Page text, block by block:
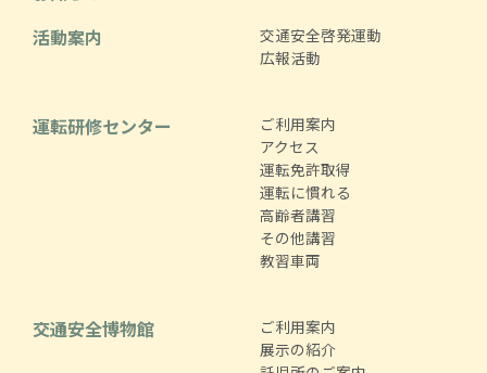
活動案内
交通安全啓発運動
広報活動
運転研修センター
ご利用案内
アクセス
運転免許取得
運転に慣れる
高齢者講習
その他講習
教習車両
交通安全博物館
ご利用案内
展示の紹介